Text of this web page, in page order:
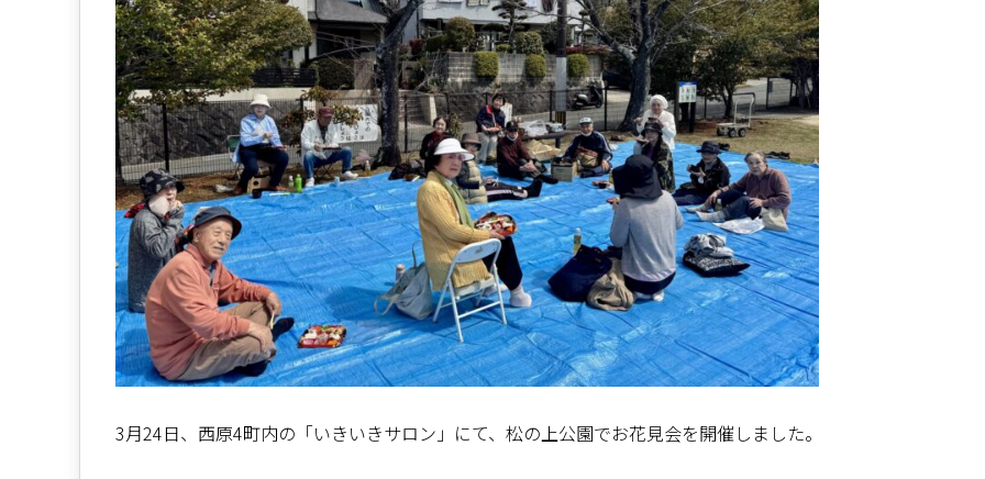
3月24日、西原4町内の「いきいきサロン」にて、松の上公園でお花見会を開催しました。